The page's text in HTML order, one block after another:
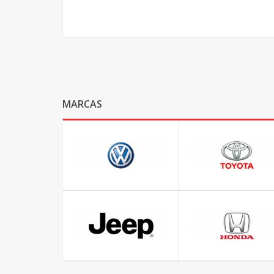
MARCAS